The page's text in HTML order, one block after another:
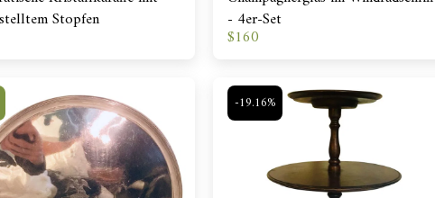
Stopfen
- 4er-Set
$160
-19.16%